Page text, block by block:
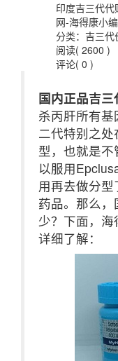
印度吉三代
网-海得康小
分类：吉三代
阅读( 2600 )
评论( 0 )
国内正品吉三
杀丙肝所有
二代特别之
型，也就是
以服用
用再去做分
药品。那么
少？下面，海
详细了解：